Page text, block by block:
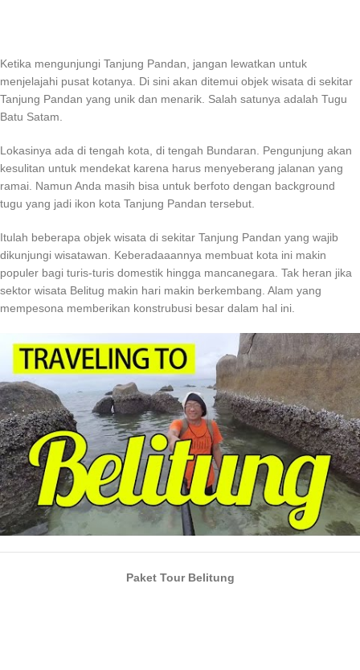
Ketika mengunjungi Tanjung Pandan, jangan lewatkan untuk
menjelajahi pusat kotanya. Di sini akan ditemui objek wisata di sekitar
Tanjung Pandan yang unik dan menarik. Salah satunya adalah Tugu
Batu Satam.
Lokasinya ada di tengah kota, di tengah Bundaran. Pengunjung akan
kesulitan untuk mendekat karena harus menyeberang jalanan yang
ramai. Namun Anda masih bisa untuk berfoto dengan background
tugu yang jadi ikon kota Tanjung Pandan tersebut.
Itulah beberapa objek wisata di sekitar Tanjung Pandan yang wajib
dikunjungi wisatawan. Keberadaaannya membuat kota ini makin
populer bagi turis-turis domestik hingga mancanegara. Tak heran jika
sektor wisata Belitug makin hari makin berkembang. Alam yang
mempesona memberikan konstrubusi besar dalam hal ini.
Paket Tour Belitung